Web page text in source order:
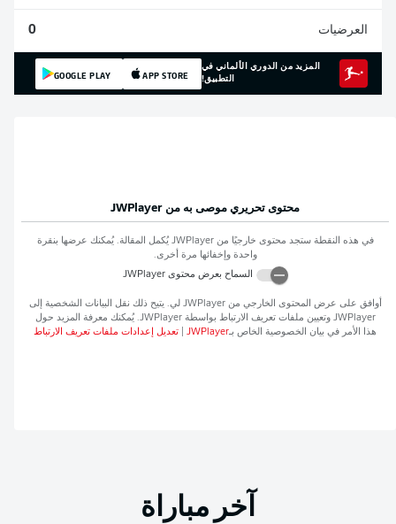
العرضيات
المزيد من الدوري الألماني في
التطبيق!
APP STORE
GOOGLE PLAY
محتوى تحريري موصى به من JWPlayer
في هذه النقطة ستجد محتوى خارجيًا منJWPlayer يُكمل المقالة. يُمكنك عرضها بنقرة
واحدة وإخفائها مرة أخرى.
السماح بعرض محتوىJWPlayer
على عرض المحتوى الخارجي من JWPlayer لي. يتيح ذلك نقل البيانات الشخصية إلى
JWPlayer وتعيين ملفات تعريف الارتباط بواسطةJWPlayer . يُمكنك معرفة المزيد حول
الأمر في بيان الخصوصية الخاص بـJWPlayer
|تعديل إعدادات ملفات تعريف الارتباط
آخر مباراة